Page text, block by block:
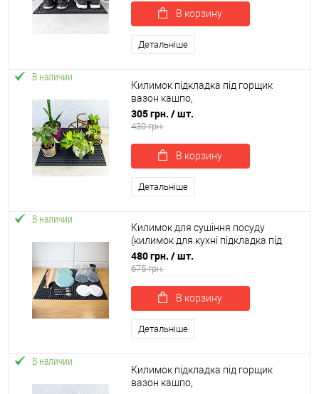
В корзину
Детальніше
В наличии
Килимок підкладка під горщик
вазон кашпо,
водовідштовхувальний
брудозахисний OSPORT 60х50 см (R-
305 грн. / шт.
430 грн.
В корзину
Детальніше
В наличии
Килимок для сушіння посуду
(килимок для кухні підкладка під
мокрий посуд) 80х60 см OSPORT (R-
00056)
480 грн. / шт.
675 грн.
В корзину
Детальніше
В наличии
Килимок підкладка під горщик
вазон кашпо,